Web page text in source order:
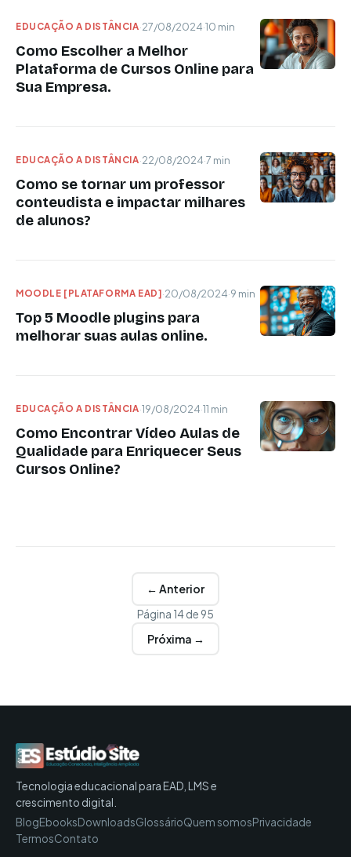
EDUCAÇÃO A DISTÂNCIA·27/08/2024·10 min
Como Escolher a Melhor
Plataforma de Cursos Online para
Sua Empresa.
EDUCAÇÃO A DISTÂNCIA·22/08/2024·7 min
Como se tornar um professor
conteudista e impactar milhares
de alunos?
MOODLE [PLATAFORMA EAD]·20/08/2024·9 min
Top 5 Moodle plugins para
melhorar suas aulas online.
EDUCAÇÃO A DISTÂNCIA·19/08/2024·11 min
Como Encontrar Vídeo Aulas de
Qualidade para Enriquecer Seus
Cursos Online?
← Anterior
Página 14 de 95
Próxima →
Tecnologia educacional para EAD, LMS e
crescimento digital.
BlogEbooksDownloadsGlossárioQuem somosPrivacidade
TermosContato